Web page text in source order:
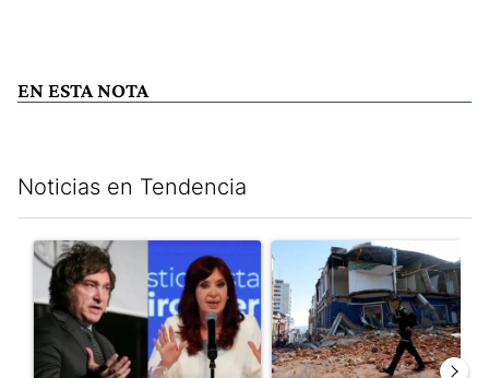
EN ESTA NOTA
Noticias en Tendencia
Un artículo de tendencia con el título "Javier Milei celebra la
Un artículo de tendencia